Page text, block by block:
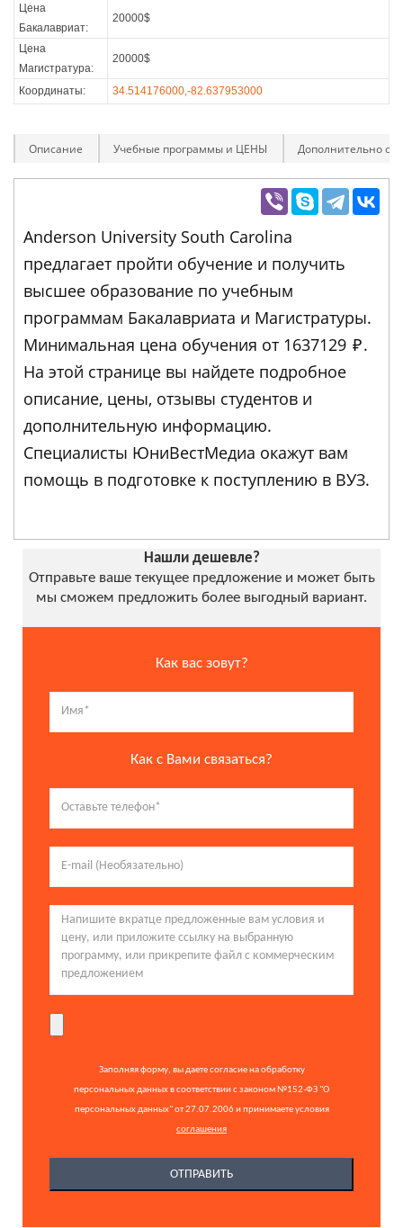
Цена
Бакалавриат:
20000$
Цена
Магистратура:
20000$
Координаты: 34.514176000,-82.637953000
Описание Учебные программы и ЦЕНЫ Дополнительно
Anderson University South Carolina
предлагает пройти обучение и получить
высшее образование по учебным
программам Бакалавриата и Магистратуры.
Минимальная цена обучения от 1637129 ₽.
На этой странице вы найдете подробное
описание, цены, отзывы студентов и
дополнительную информацию.
Специалисты ЮниВестМедиа окажут вам
помощь в подготовке к поступлению в ВУЗ.
Нашли дешевле?
Отправьте ваше текущее предложение и может быть
мы сможем предложить более выгодный вариант.
Как вас зовут?
Как с Вами связаться?
Заполняя форму, вы даете согласие на обработку
персональных данных в соответствии с законом №152-ФЗ "О
персональных данных" от 27.07.2006 и принимаете условия
соглашения